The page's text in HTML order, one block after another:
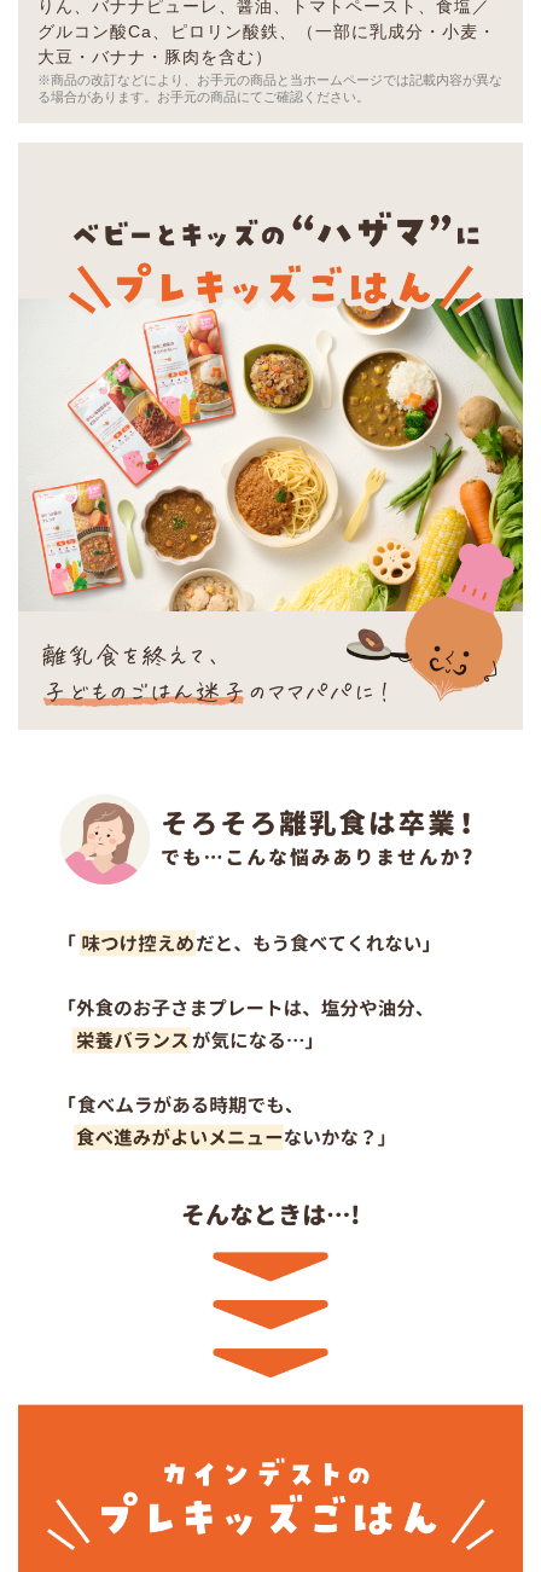
りん、バナナピューレ、醤油、トマトペースト、食塩／
グルコン酸Ca、ピロリン酸鉄、（一部に乳成分・小麦・
大豆・バナナ・豚肉を含む）
※商品の改訂などにより、お手元の商品と当ホームページでは記載内容が異な
る場合があります。お手元の商品にてご確認ください。